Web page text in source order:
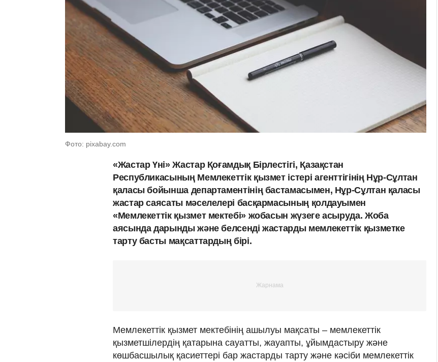
Фото: pixabay.com
«Жастар Үні» Жастар Қоғамдық Бірлестігі, Қазақстан
Республикасының Мемлекеттік қызмет істері агенттігінің Нұр-Сұлтан
қаласы бойынша департаментінің бастамасымен, Нұр-Сұлтан қаласы
жастар саясаты мәселелері басқармасының қолдауымен
«Мемлекеттік қызмет мектебі» жобасын жүзеге асыруда. Жоба
аясында дарынды және белсенді жастарды мемлекеттік қызметке
тарту басты мақсаттардың бірі.
Мемлекеттік қызмет мектебінің ашылуы мақсаты – мемлекеттік
қызметшілердің қатарына сауатты, жауапты, ұйымдастыру және
көшбасшылық қасиеттері бар жастарды тарту және кәсіби мемлекеттік